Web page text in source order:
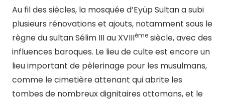
Au fil des siècles, la mosquée d’Eyüp Sultan a subi
plusieurs rénovations et ajouts, notamment sous le
règne du sultan Sélim III au XVIIIème siècle, avec des
influences baroques. Le lieu de culte est encore un
lieu important de pèlerinage pour les musulmans,
comme le cimetière attenant qui abrite les
tombes de nombreux dignitaires ottomans, et le